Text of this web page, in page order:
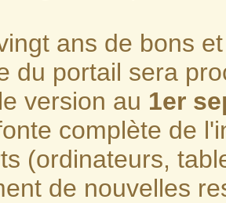
ans de bons
du portail sera
version au 1er
complète de
(ordinateurs,
de nouvelles